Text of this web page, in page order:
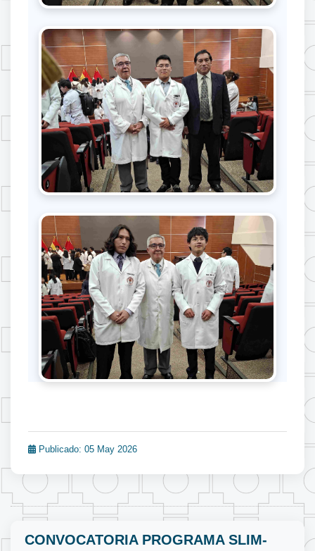
Publicado: 05 May 2026
CONVOCATORIA PROGRAMA SLIM-